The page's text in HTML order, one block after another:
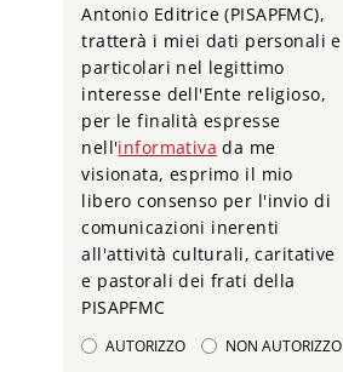
Antonio Editrice (PISAPFMC),
tratterà i miei dati personali e
particolari nel legittimo
interesse dell'Ente religioso,
per le finalità espresse
nell'informativa da me
visionata, esprimo il mio
libero consenso per l'invio di
comunicazioni inerenti
all'attività culturali, caritative
e pastorali dei frati della
PISAPFMC
AUTORIZZO NON AUTORIZZO